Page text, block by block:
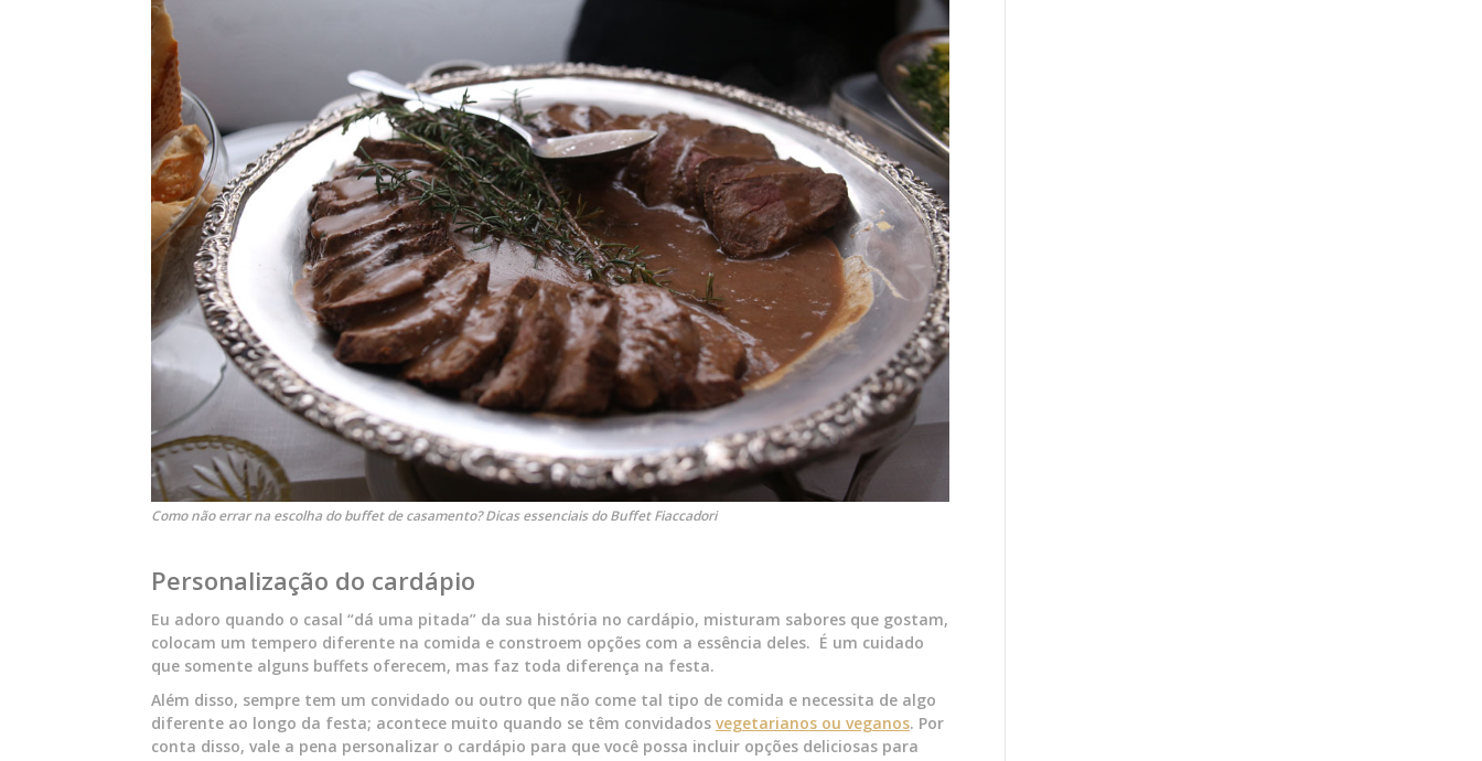
Como não errar na escolha do buffet de casamento? Dicas essenciais do Buffet Fiaccadori
Personalização do cardápio
Eu adoro quando o casal “dá uma pitada” da sua história no cardápio, misturam sabores que gostam,
colocam um tempero diferente na comida e constroem opções com a essência deles. É um cuidado
que somente alguns buffets oferecem, mas faz toda diferença na festa.
Além disso, sempre tem um convidado ou outro que não come tal tipo de comida e necessita de algo
diferente ao longo da festa; acontece muito quando se têm convidados vegetarianos ou veganos. Por
conta disso, vale a pena personalizar o cardápio para que você possa incluir opções deliciosas para